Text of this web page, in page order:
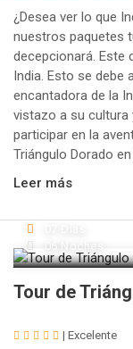
¿Desea ver lo que
nuestros paquetes
decepcionará. Este
India. Esto se debe
encantadora de la
vistazo a su cultura
participar en la
Triángulo Dorado
Leer más
06 Noches
Tour de
| Excelente